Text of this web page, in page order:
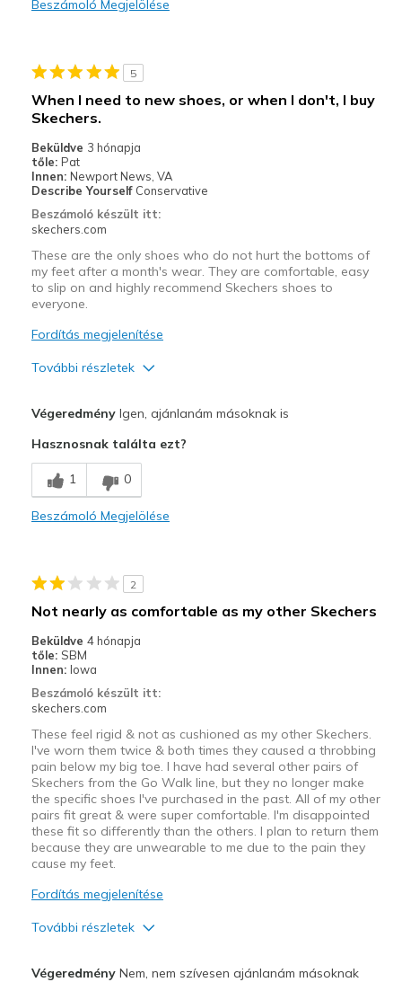
Casual Wear
Width
Sizing
Feels true to size
View On Shoes
Shoes are for Wearing
Beszámoló Megjelölése
5
When I need to new shoes, or when I don't, I buy
Skechers.
Beküldve 3 hónapja
tőle: Pat
Innen: Newport News, VA
Describe Yourself Conservative
Beszámoló készült itt:
skechers.com
These are the only shoes who do not hurt the bottoms of
my feet after a month's wear. They are comfortable, easy
to slip on and highly recommend Skechers shoes to
everyone.
Fordítás megjelenítése
További részletek
Comfortable
Stylish
Going Out
Travel
Width
Feels true to width
View On Shoes
Shoes are for Wearing
VégeredményIgen, ajánlanám másoknak is
Hasznosnak találta ezt?
1 0
Beszámoló Megjelölése
2
Not nearly as comfortable as my other Skechers
Beküldve 4 hónapja
tőle: SBM
Innen: Iowa
Beszámoló készült itt:
skechers.com
These feel rigid & not as cushioned as my other Skechers.
I've worn them twice & both times they caused a throbbing
pain below my big toe. I have had several other pairs of
Skechers from the Go Walk line, but they no longer make
the specific shoes I've purchased in the past. All of my other
pairs fit great & were super comfortable. I'm disappointed
these fit so differently than the others. I plan to return them
because they are unwearable to me due to the pain they
cause my feet.
Fordítás megjelenítése
További részletek
VégeredményNem, nem szívesen ajánlanám másoknak